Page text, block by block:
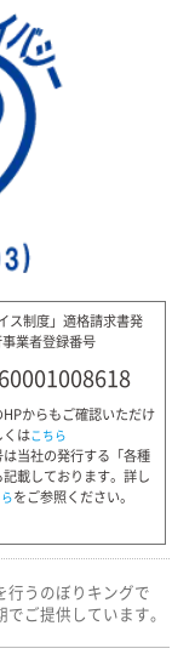
ス制度」適格請求書発
業者登録番号
からもご確認いただけ
くはこちら
当社の発行する「各種
載しております。詳し
をご参照ください。
行うのぼりキングで
ご提供しています。